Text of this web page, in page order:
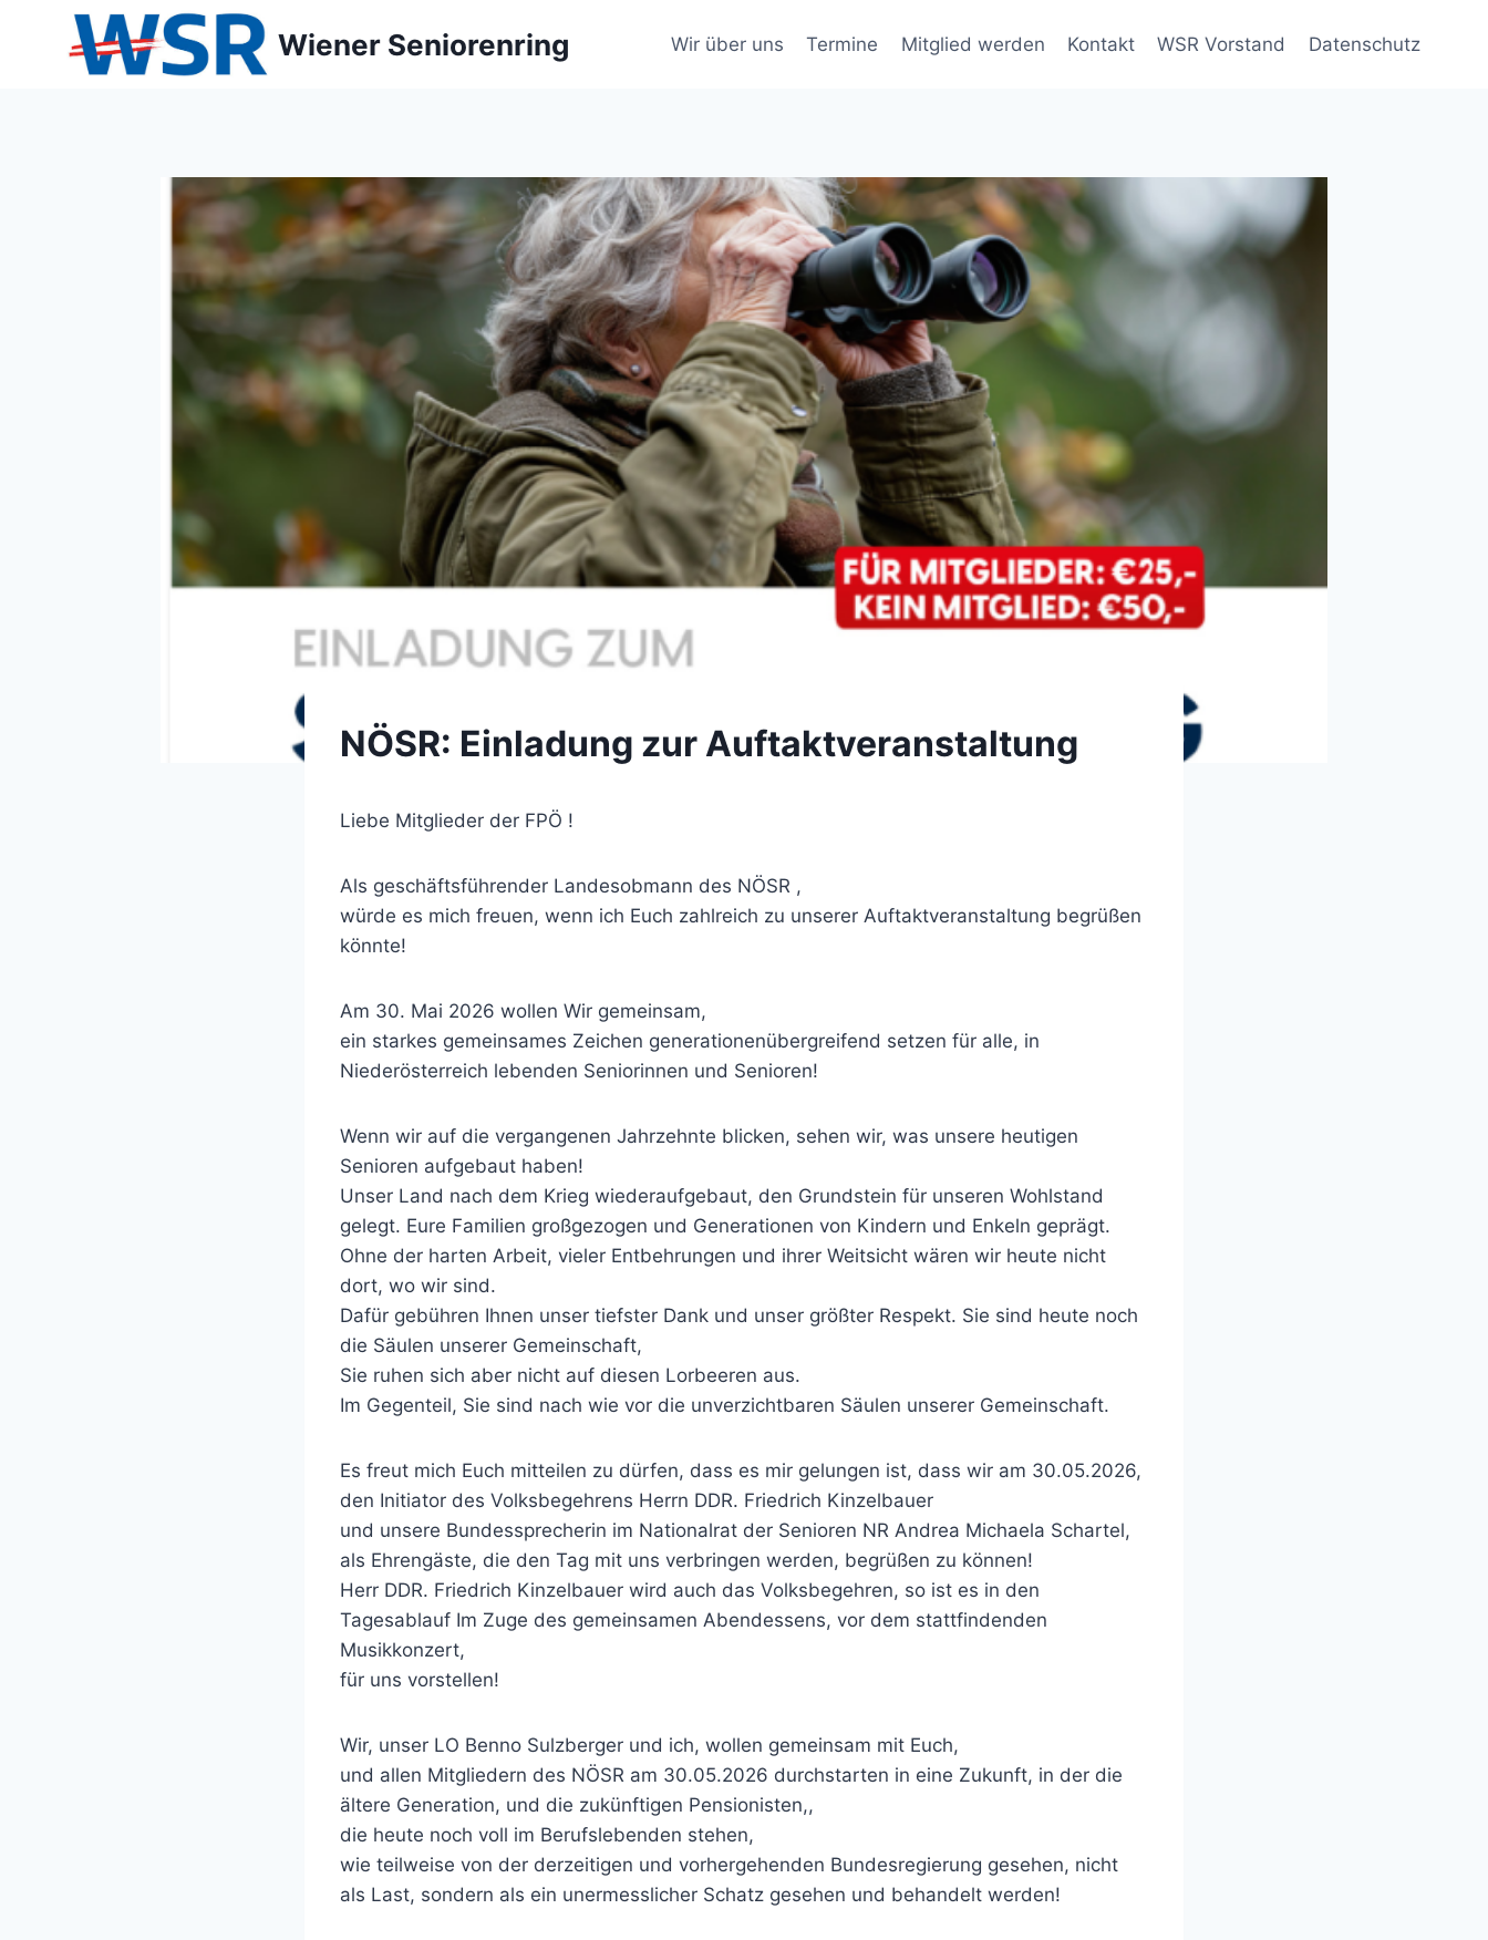
Wiener Seniorenring Wir über uns Termine Mitglied werden Kontakt WSR Vorstand Datenschutz
NÖSR: Einladung zur Auftaktveranstaltung
Liebe Mitglieder der FPÖ !
Als geschäftsführender Landesobmann des NÖSR ,
würde es mich freuen, wenn ich Euch zahlreich zu unserer Auftaktveranstaltung begrüßen
könnte!
Am 30. Mai 2026 wollen Wir gemeinsam,
ein starkes gemeinsames Zeichen generationenübergreifend setzen für alle, in
Niederösterreich lebenden Seniorinnen und Senioren!
Wenn wir auf die vergangenen Jahrzehnte blicken, sehen wir, was unsere heutigen
Senioren aufgebaut haben!
Unser Land nach dem Krieg wiederaufgebaut, den Grundstein für unseren Wohlstand
gelegt. Eure Familien großgezogen und Generationen von Kindern und Enkeln geprägt.
Ohne der harten Arbeit, vieler Entbehrungen und ihrer Weitsicht wären wir heute nicht
dort, wo wir sind.
Dafür gebühren Ihnen unser tiefster Dank und unser größter Respekt. Sie sind heute noch
die Säulen unserer Gemeinschaft,
Sie ruhen sich aber nicht auf diesen Lorbeeren aus.
Im Gegenteil, Sie sind nach wie vor die unverzichtbaren Säulen unserer Gemeinschaft.
Es freut mich Euch mitteilen zu dürfen, dass es mir gelungen ist, dass wir am 30.05.2026,
den Initiator des Volksbegehrens Herrn DDR. Friedrich Kinzelbauer
und unsere Bundessprecherin im Nationalrat der Senioren NR Andrea Michaela Schartel,
als Ehrengäste, die den Tag mit uns verbringen werden, begrüßen zu können!
Herr DDR. Friedrich Kinzelbauer wird auch das Volksbegehren, so ist es in den
Tagesablauf Im Zuge des gemeinsamen Abendessens, vor dem stattfindenden
Musikkonzert,
für uns vorstellen!
Wir, unser LO Benno Sulzberger und ich, wollen gemeinsam mit Euch,
und allen Mitgliedern des NÖSR am 30.05.2026 durchstarten in eine Zukunft, in der die
ältere Generation, und die zukünftigen Pensionisten,,
die heute noch voll im Berufslebenden stehen,
wie teilweise von der derzeitigen und vorhergehenden Bundesregierung gesehen, nicht
als Last, sondern als ein unermesslicher Schatz gesehen und behandelt werden!